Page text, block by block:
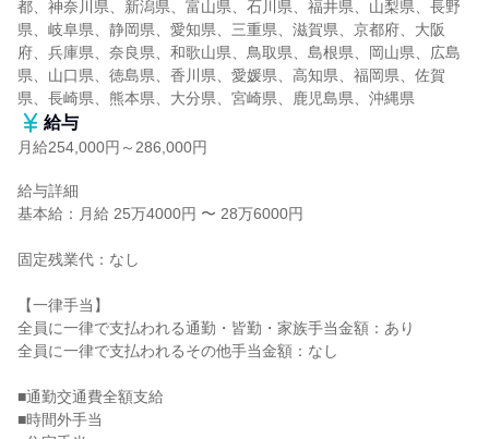
都、神奈川県、新潟県、富山県、石川県、福井県、山梨県、長野
県、岐阜県、静岡県、愛知県、三重県、滋賀県、京都府、大阪
府、兵庫県、奈良県、和歌山県、鳥取県、島根県、岡山県、広島
県、山口県、徳島県、香川県、愛媛県、高知県、福岡県、佐賀
県、長崎県、熊本県、大分県、宮崎県、鹿児島県、沖縄県
給与
月給254,000円～286,000円
給与詳細
基本給：月給 25万4000円 〜 28万6000円
固定残業代：なし
【一律手当】
全員に一律で支払われる通勤・皆勤・家族手当金額：あり
全員に一律で支払われるその他手当金額：なし
■通勤交通費全額支給
■時間外手当